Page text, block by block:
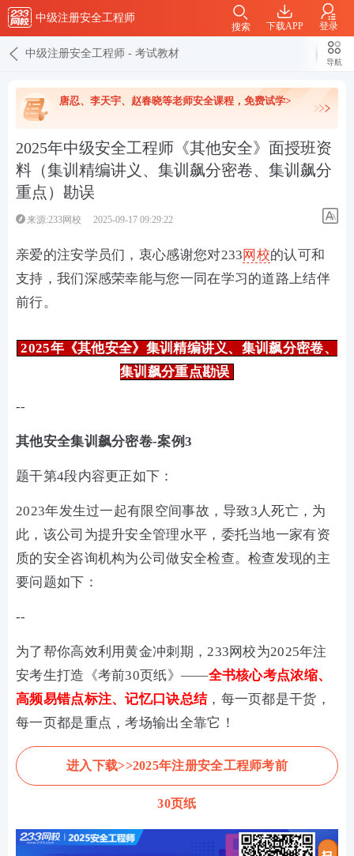
中级注册安全工程师
下载APP 登录
搜索
中级注册安全工程师 - 考试教材
导航
唐忍、李天宇、赵春晓等老师安全课程，免费试学>
2025年中级安全工程师《其他安全》面授班资
料（集训精编讲义、集训飙分密卷、集训飙分
重点）勘误
来源:233网校 2025-09-17 09:29:22
亲爱的注安学员们，衷心感谢您对233网校的认可和
支持，我们深感荣幸能与您一同在学习的道路上结伴
前行。
2025年《其他安全》集训精编讲义、集训飙分密卷、
集训飙分重点勘误
--
其他安全集训飙分密卷-案例3
题干第4段内容更正如下：
2023年发生过一起有限空间事故，导致3人死亡，为
此，该公司为提升安全管理水平，委托当地一家有资
质的安全咨询机构为公司做安全检查。检查发现的主
要问题如下：
--
为了帮你高效利用黄金冲刺期，233网校为2025年注
安考生打造《考前30页纸》——全书核心考点浓缩、
高频易错点标注、记忆口诀总结，每一页都是干货，
每一页都是重点，考场输出全靠它！
进入下载>>2025年注册安全工程师考前
30页纸